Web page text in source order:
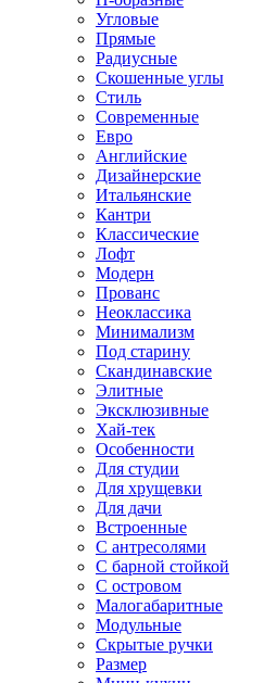
Угловые
Прямые
Радиусные
Скошенные углы
Стиль
Современные
Евро
Английские
Дизайнерские
Итальянские
Кантри
Классические
Лофт
Модерн
Прованс
Неоклассика
Минимализм
Под старину
Скандинавские
Элитные
Эксклюзивные
Хай-тек
Особенности
Для студии
Для хрущевки
Для дачи
Встроенные
С антресолями
С барной стойкой
С островом
Малогабаритные
Модульные
Скрытые ручки
Размер